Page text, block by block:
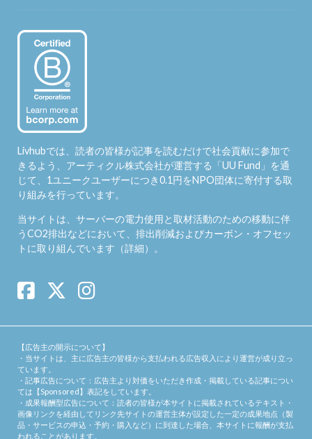
Livhubでは、読者の皆様が記事を読むだけで社会貢献に参加で
きるよう、アーティクル株式会社が運営する「UU Fund 」を通
じて、1ユニークユーザーにつき0.1円をNPO団体に寄付する取
り組みを行っています。
当サイトは、サーバーの電力使用と取材活動のための移動に伴
うCO2排出などにおいて、排出削減およびカーボン・オフセッ
トに取り組んでいます（詳細）。
【広告主の開示について】
・当サイトは、主に広告主の皆様から支払われる広告収入により運営が成り立っ
ています。
・記事広告について：広告主より対価をいただき作成・掲載している記事につい
ては【Sponsored】表記をしています。
・成果報酬型広告について：読者の皆様が本サイトに掲載されているテキスト・
画像リンクを経由してリンク先サイトの運営主体が設定した一定の成果地点（製
品・サービスの申込・予約・購入など）に到達した場合、本サイトに報酬が支払
われることがあります。